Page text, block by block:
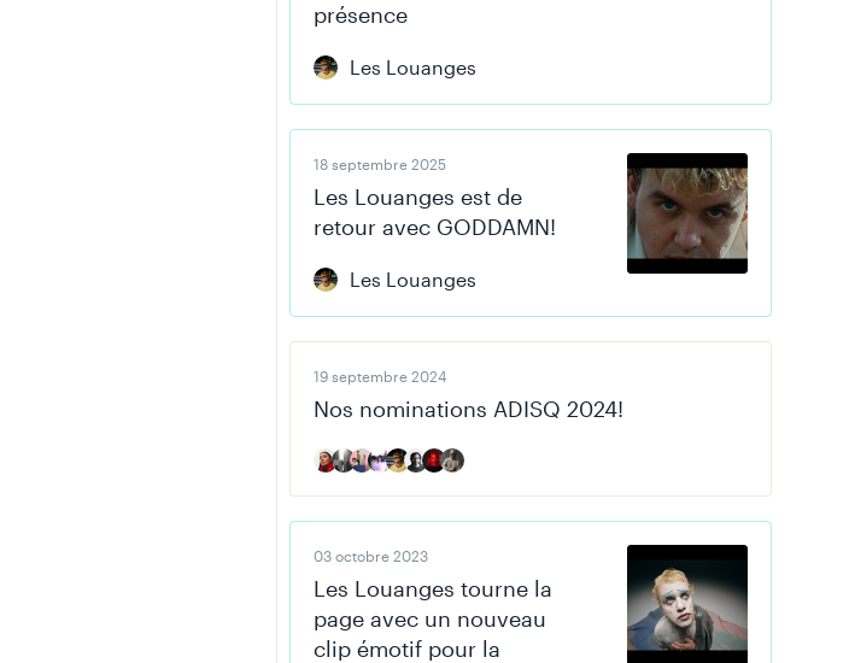
présence
Les Louanges
18 septembre 2025
Les Louanges est de
retour avec GODDAMN!
Les Louanges
19 septembre 2024
Nos nominations ADISQ 2024!
03 octobre 2023
Les Louanges tourne la
page avec un nouveau
clip émotif pour la